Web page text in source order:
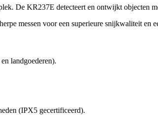
De KR237E detecteert en ontwijkt objecten
messen voor een superieure snijkwaliteit en
landgoederen).
(IPX5 gecertificeerd).